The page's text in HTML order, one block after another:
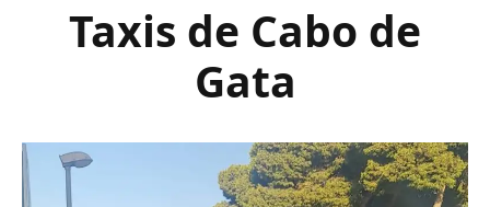
Taxis de Cabo de
Gata